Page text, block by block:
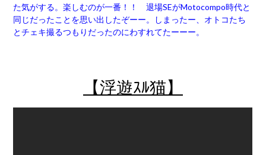
た気がする。楽しむのが一番！！ 退場SEがMotocompo時代と
同じだったことを思い出したぞーー。しまったー、オトコたち
とチェキ撮るつもりだったのにわすれてたーーー。
【浮遊ｽﾙ猫】